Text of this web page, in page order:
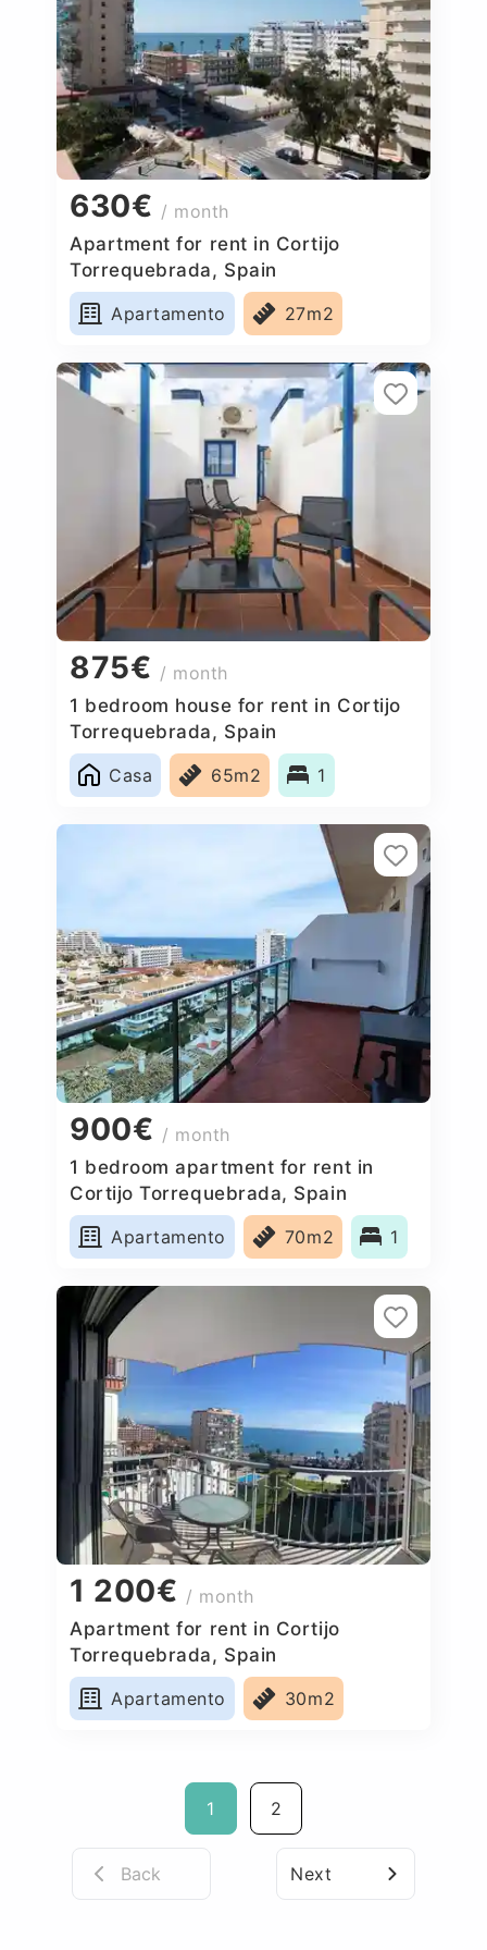
630€ / month
Apartment for rent in Cortijo
Torrequebrada, Spain
Apartamento
27m2
875€ / month
1 bedroom house for rent in Cortijo
Torrequebrada, Spain
Casa
65m2 1
900€ / month
1 bedroom apartment for rent in
Cortijo Torrequebrada, Spain
Apartamento
70m2 1
1 200€ / month
Apartment for rent in Cortijo
Torrequebrada, Spain
Apartamento
30m2
1 2
Back Next